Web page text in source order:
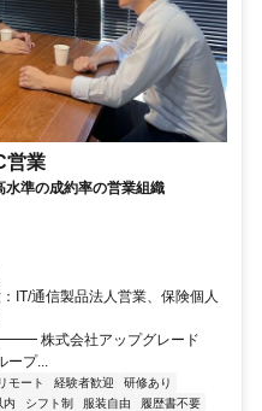
営業
水準の成約率の営業組織
IT/通信製品法人営業、保険個人
会社アップグレード
ープ...
モート 経験者歓迎
研修あり
内 シフト制 服装自由 履歴書不要